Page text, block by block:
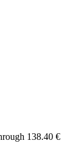
138.40 €